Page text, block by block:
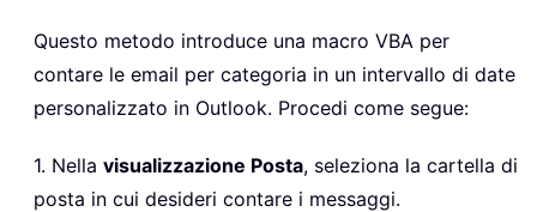
Questo metodo introduce una macro VBA per
contare le email per categoria in un intervallo di date
personalizzato in Outlook. Procedi come segue:
1. Nella visualizzazione Posta, seleziona la cartella di
posta in cui desideri contare i messaggi.